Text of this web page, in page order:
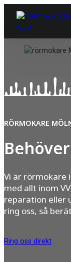
RÖRMOKARE
Vi är rörmokare
med allt inom
reparation eller
ring oss, så
Ring oss direkt